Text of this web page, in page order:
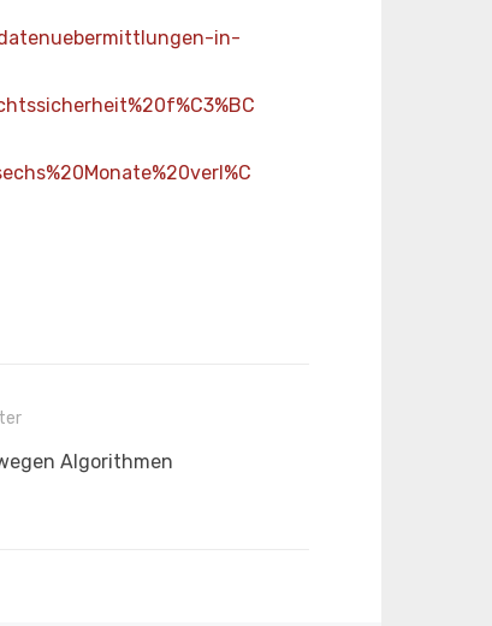
in-
Algorithmen